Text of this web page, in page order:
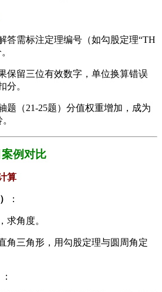
答需标注定理编号（如勾股定理“TH
保留三位有效数字，单位换算错误
分。
题（21-25题）分值权重增加，成为
例对比​
算​
​：
求角度。
角三角形，用勾股定理与圆周角定
​：